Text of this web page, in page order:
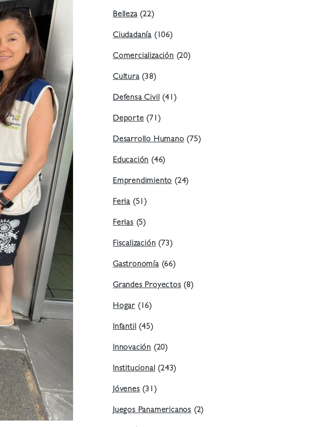
Belleza(22)
Ciudadanía (106)
Comercialización(20)
Cultura(38)
Defensa Civil(41)
Deporte(71)
Desarrollo Humano(75)
Educación(46)
Emprendimiento(24)
Feria (51)
Ferias(5)
Fiscalización(73)
Gastronomía(66)
Grandes Proyectos(8)
Hogar (16)
Infantil(45)
Innovación (20)
Institucional(243)
Jóvenes(31)
Juegos Panamericanos (2)